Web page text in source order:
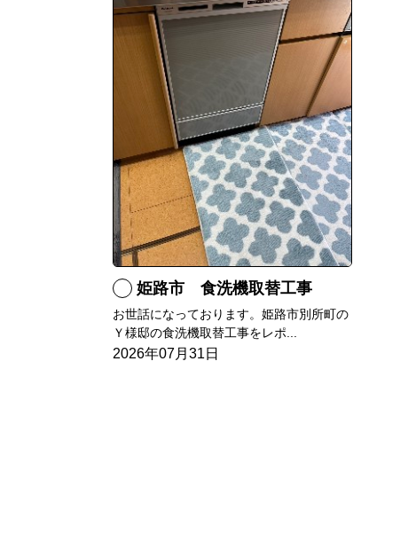
姫路市 食洗機取替工事
お世話になっております。姫路市別所町の
Ｙ様邸の食洗機取替工事をレポ...
2026年07月31日